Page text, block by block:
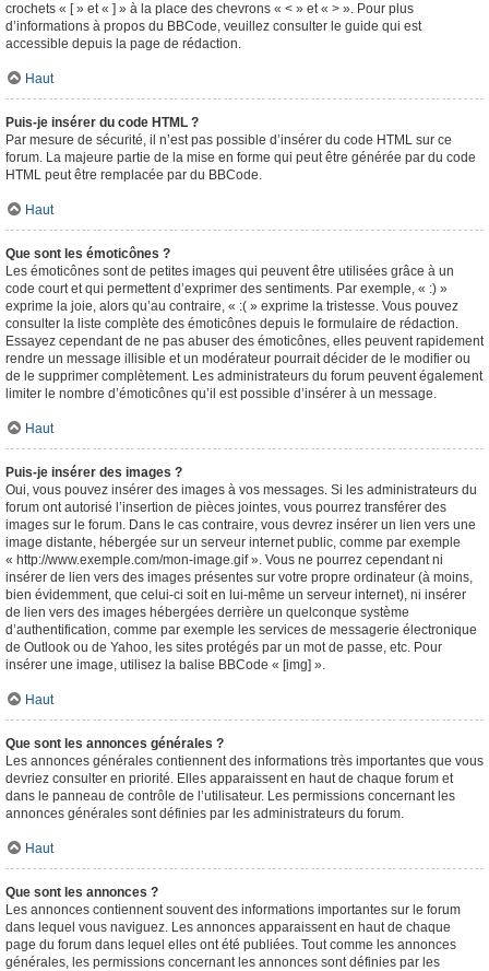
crochets « [ » et « ] » à la place des chevrons « < » et « > ». Pour plus
d’informations à propos du BBCode, veuillez consulter le guide qui est
accessible depuis la page de rédaction.
Haut
Puis-je insérer du code HTML ?
Par mesure de sécurité, il n’est pas possible d’insérer du code HTML sur ce
forum. La majeure partie de la mise en forme qui peut être générée par du code
HTML peut être remplacée par du BBCode.
Haut
Que sont les émoticônes ?
Les émoticônes sont de petites images qui peuvent être utilisées grâce à un
code court et qui permettent d’exprimer des sentiments. Par exemple, « :) »
exprime la joie, alors qu’au contraire, « :( » exprime la tristesse. Vous pouvez
consulter la liste complète des émoticônes depuis le formulaire de rédaction.
Essayez cependant de ne pas abuser des émoticônes, elles peuvent rapidement
rendre un message illisible et un modérateur pourrait décider de le modifier ou
de le supprimer complètement. Les administrateurs du forum peuvent également
limiter le nombre d’émoticônes qu’il est possible d’insérer à un message.
Haut
Puis-je insérer des images ?
Oui, vous pouvez insérer des images à vos messages. Si les administrateurs du
forum ont autorisé l’insertion de pièces jointes, vous pourrez transférer des
images sur le forum. Dans le cas contraire, vous devrez insérer un lien vers une
image distante, hébergée sur un serveur internet public, comme par exemple
« http://www.exemple.com/mon-image.gif ». Vous ne pourrez cependant ni
insérer de lien vers des images présentes sur votre propre ordinateur (à moins,
bien évidemment, que celui-ci soit en lui-même un serveur internet), ni insérer
de lien vers des images hébergées derrière un quelconque système
d’authentification, comme par exemple les services de messagerie électronique
de Outlook ou de Yahoo, les sites protégés par un mot de passe, etc. Pour
insérer une image, utilisez la balise BBCode « [img] ».
Haut
Que sont les annonces générales ?
Les annonces générales contiennent des informations très importantes que vous
devriez consulter en priorité. Elles apparaissent en haut de chaque forum et
dans le panneau de contrôle de l’utilisateur. Les permissions concernant les
annonces générales sont définies par les administrateurs du forum.
Haut
Que sont les annonces ?
Les annonces contiennent souvent des informations importantes sur le forum
dans lequel vous naviguez. Les annonces apparaissent en haut de chaque
page du forum dans lequel elles ont été publiées. Tout comme les annonces
générales, les permissions concernant les annonces sont définies par les